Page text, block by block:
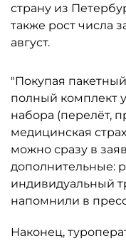
страну из
также рост числа
август.
"Покупая
полный комплект
набора (перелёт,
медицинская
можно сразу в
дополнительные:
индивидуальный
напомнили в
Наконец,